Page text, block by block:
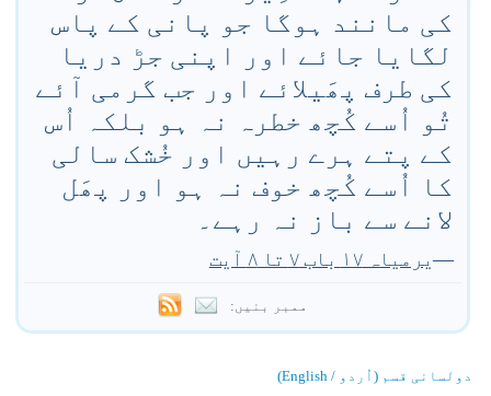
کی مانند ہوگا جو پانی کے پاس
لگایا جائے اور اپنی جڑ دریا
کی طرف پھَیلائے اور جب گرمی آئے
تُو اُسے کُچھ خطرہ نہ ہو بلکہ اُس
کے پتے ہرے رہیں اور خُشک سالی
کا اُسے کُچھ خوف نہ ہو اور پھَل
لانے سے باز نہ رہے۔
—یرمیاہ ۱۷ باب ۷ تا ۸ آیت
ممبر بنیں:
دولسانی قسم (اُردو / English)